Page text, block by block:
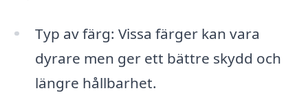
Typ av färg: Vissa färger kan vara
dyrare men ger ett bättre skydd och
längre hållbarhet.